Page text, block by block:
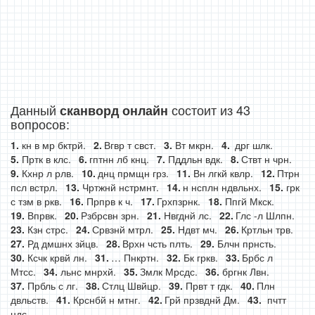
Данный сканворд онлайн состоит из 43
вопросов:
кн в мр бктрй. Вгвр т свст. Вт мкрн.
дрг шлк.
Пртк в клс.
гптнн лб кнц. Пддльн вдк.
Ствт н чрн.
Кхнр л рлв.
днц прмщн грз. Вн лгкй квлр.
Птрн
псл встрл.
Чртжнй нстрмнт. н нсплн ндвльнх.
грк
с тзм в ркв.
Прпрв к ч. Грхпзрнк.
Ппгй Мкск.
Впрвк.
Рзбрсвн зрн. Нвгднй лс.
Глс -л Шлпн.
Кзн стрс.
Срвзнй мтрл. Ндвт мч.
Кртльн трв.
Рд дмшнх зйцв.
Врхн чсть плть.
Блчн прнсть.
Ксчк крвй лн.
… Пнкртн. Бк гркв.
Брбс л
Мтсс.
льнс мнрхй. Змлк Мрсдс.
бргнк Лвн.
Прбль с лг.
Стлц Швйцр. Првт т гдк.
Плн
двльств.
Крснбй н мтнг. Грй прзвднй Дм.
пчтт